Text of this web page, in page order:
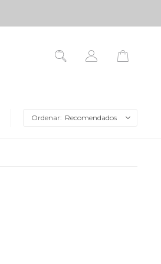
Recomendados